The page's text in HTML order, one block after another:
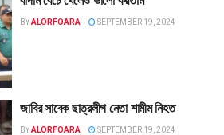
BYALORFOARA SEPTEMBER 19, 2024
জাবির সাবেক ছাত্রলীগ নেতা শামীম নিহত
BYALORFOARA SEPTEMBER 19, 2024